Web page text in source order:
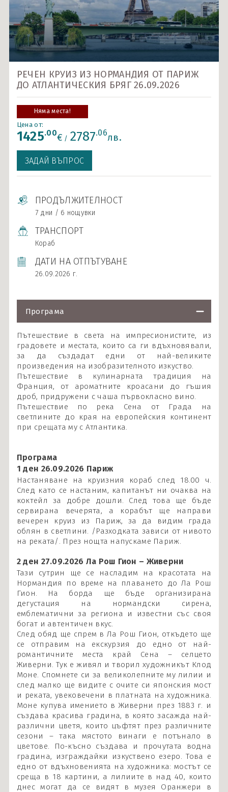
Карибски острови и САЩ
Ла Манш
Норвежки фиорди
Северно море и Исландия
Средиземно море
Южна Америка
Индивидуални круизи
РЕЧЕН КРУИЗ ИЗ НОРМАНДИЯ ОТ ПАРИЖ
ДО АТЛАНТИЧЕСКИЯ БРЯГ 26.09.2026
Няма места!
ЗАДАЙ ВЪПРОС
Цена от:
1425.00€ / 2787.06лв.
ПРОДЪЛЖИТЕЛНОСТ
7 дни / 6 нощувки
ТРАНСПОРТ
Кораб
ДАТИ НА ОТПЪТУВАНЕ
26.09.2026 г.
Програма
Пътешествие в света на импресионистите, из
градовете и местата, които са ги вдъхновявали,
за да създадат едни от най-великите
произведения на изобразителното изкуство.
Пътешествие в кулинарната традиция на
Франция, от ароматните кроасани до гъшия
дроб, придружени с чаша първокласно вино.
Пътешествие по река Сена от Града на
светлините до края на европейския континент
при срещата му с Атлантика.
Програма
1 ден 26.09.2026 Париж
Настаняване на круизния кораб след 18.00 ч.
След като се настаним, капитанът ни очаква на
коктейл за добре дошли. След това ще бъде
сервирана вечерята, а корабът ще направи
вечерен круиз из Париж, за да видим града
облян в светлини. /Разходката зависи от нивото
на реката/. През нощта напускаме Париж.
2 ден 27.09.2026 Ла Рош Гион – Живерни
Тази сутрин ще се насладим на красотата на
Нормандия по време на плаването до Ла Рош
Гион. На борда ще бъде организирана
дегустация на нормандски сирена,
емблематични за региона и известни със своя
богат и автентичен вкус.
След обяд ще спрем в Ла Рош Гион, откъдето ще
се отправим на екскурзия до едно от най-
романтичните места край Сена – селцето
Живерни. Тук е живял и творил художникът Клод
Моне. Спомнете си за великолепните му лилии и
след малко ще видите с очите си японския мост
и реката, увековечени в платната на художника.
Моне купува имението в Живерни през 1883 г. и
създава красива градина, в която засажда най-
различни цветя, които цъфтят през различните
сезони – така мястото винаги е потънало в
цветове. По-късно създава и прочутата водна
градина, изграждайки изкуствено езеро. Това е
едно от вдъхновенията на художника: мостът се
среща в 18 картини, а лилиите в над 40, които
днес могат да се видят в музея Оранжери в